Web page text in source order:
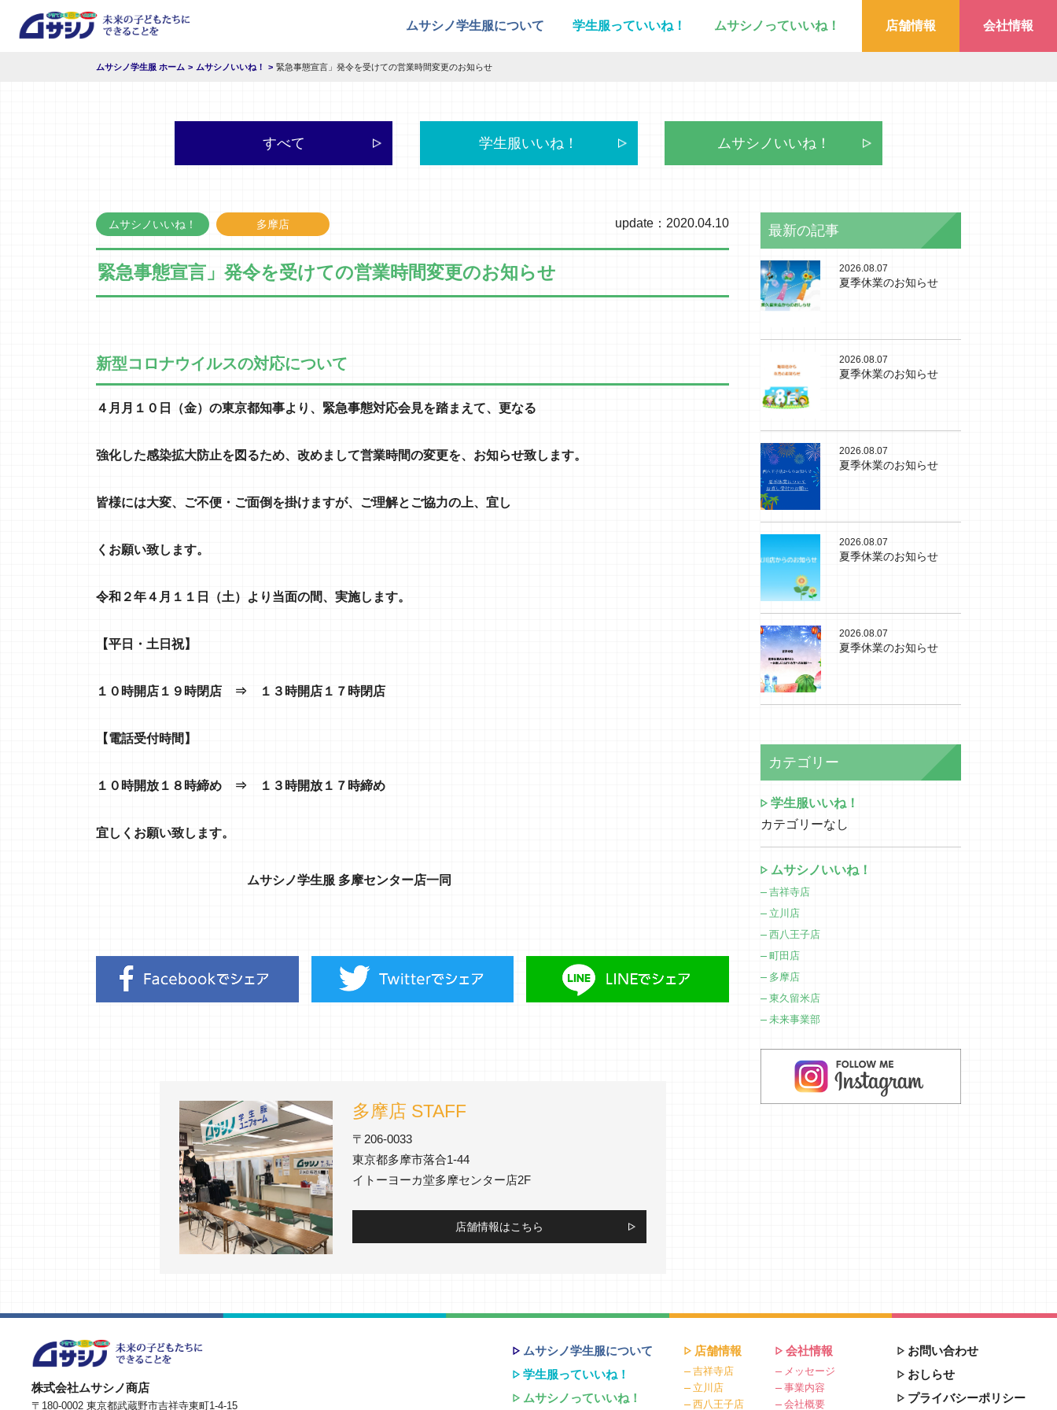
ムサシノ学生服について 学生服っていいね！ ムサシノっていいね！ 店舗情報 会社情報
ムサシノ学生服 ホーム ムサシノいいね！ 緊急事態宣言」発令を受けての営業時間変更のお知らせ
すべて 学生服いいね！ ムサシノいいね！
ムサシノいいね！ 多摩店 update：2020.04.10
緊急事態宣言」発令を受けての営業時間変更のお知らせ
新型コロナウイルスの対応について
４月月１０ 日（金）の東京都知事より、緊急事態対応会見を踏まえて、更なる
強化した感染拡大防止を図るため、改めまして営業時間の変更を、お知らせ致します。
皆様には大変、ご不便・ご面倒を掛けますが、ご理解とご協力の上、 宜し
くお願い致します。
令和２年４月１１ 日（土）より当面の間、実施します。
【平日・土日祝】
１０時開店１９時閉店 ⇒ １３時開店１７時閉店
【電話受付時間 】
１０時開放１８時締め ⇒ １３時開放１７時締め
宜しくお願い致します。
ムサシノ学生服 多摩センター店一同
多摩店 STAFF
〒206-0033
東京都多摩市落合1-44
イトーヨーカ堂多摩センター店2F
店舗情報はこちら
最新の記事
2026.08.07
夏季休業のお知らせ
2026.08.07
夏季休業のお知らせ
2026.08.07
夏季休業のお知らせ
2026.08.07
夏季休業のお知らせ
2026.08.07
夏季休業のお知らせ
カテゴリー
学生服いいね！
カテゴリーなし
ムサシノいいね！
吉祥寺店
立川店
西八王子店
町田店
多摩店
東久留米店
未来事業部
株式会社ムサシノ商店
〒180-0002 東京都武蔵野市吉祥寺東町1-4-15
ムサシノ学生服について
学生服っていいね！
ムサシノっていいね！
店舗情報
吉祥寺店
立川店
西八王子店
会社情報
メッセージ
事業内容
会社概要
お問い合わせ
おしらせ
プライバシーポリシー